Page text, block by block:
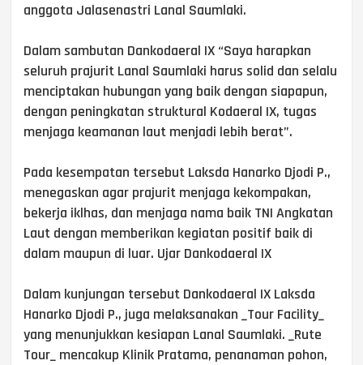
anggota Jalasenastri Lanal Saumlaki.
Dalam sambutan Dankodaeral IX “Saya harapkan
seluruh prajurit Lanal Saumlaki harus solid dan selalu
menciptakan hubungan yang baik dengan siapapun,
dengan peningkatan struktural Kodaeral IX, tugas
menjaga keamanan laut menjadi lebih berat”.
Pada kesempatan tersebut Laksda Hanarko Djodi P.,
menegaskan agar prajurit menjaga kekompakan,
bekerja iklhas, dan menjaga nama baik TNI Angkatan
Laut dengan memberikan kegiatan positif baik di
dalam maupun di luar. Ujar Dankodaeral IX
Dalam kunjungan tersebut Dankodaeral IX Laksda
Hanarko Djodi P., juga melaksanakan _Tour Facility_
yang menunjukkan kesiapan Lanal Saumlaki. _Rute
Tour_ mencakup Klinik Pratama, penanaman pohon,